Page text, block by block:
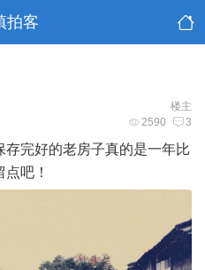
拍客
楼主
2590 3
完好的老房子真的是一年比
吧！